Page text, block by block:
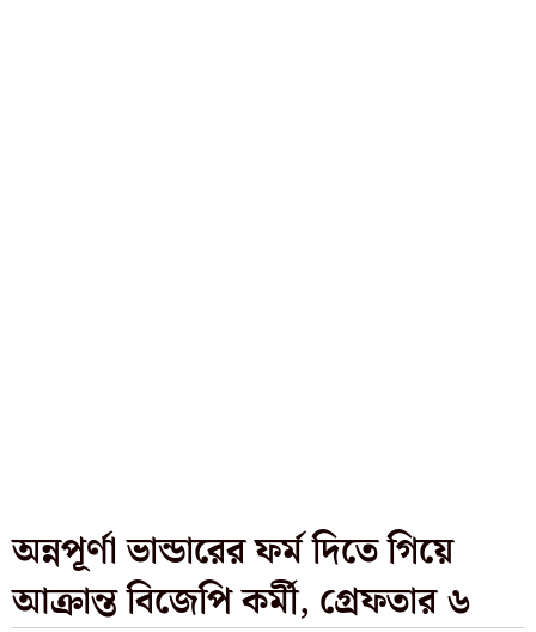
অন্নপূর্ণা ভান্ডারের ফর্ম দিতে গিয়ে
আক্রান্ত বিজেপি কর্মী, গ্রেফতার ৬